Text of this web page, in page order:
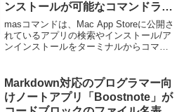
ンストールが可能なコマンドライ
ンツール「mas v3.0.0」がリリー
ス。アップデート検出の精度の向
上やBundle IDでの操作が可能
masコマンドは、Mac App Storeに公開さ
れているアプリの検索やインストール/ア
ンインストールをターミナルからコマン
ョンとなる「mas v3.0.0」がリリースさ
れています。
Markdown対応のプログラマー向
けノートアプリ「Boostnote」が